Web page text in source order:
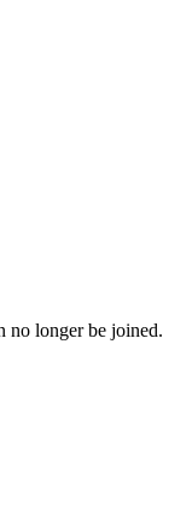
no longer be joined.